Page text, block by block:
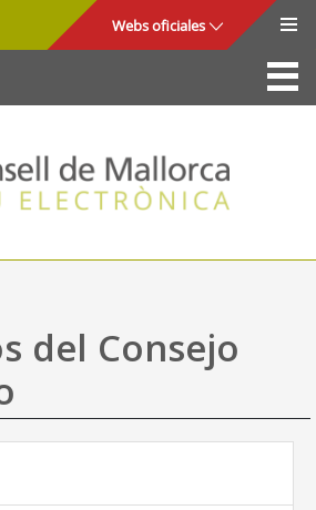
Webs oficiales
La Sede
Consejo de Mallorca
Acceso y seguridad
Utilidades
Mapa web
Ayuda
del Consejo